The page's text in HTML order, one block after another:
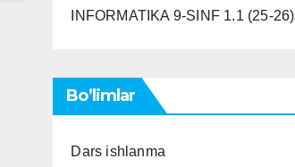
INFORMATIKA 9-SINF 1.1 (25-26)
Bo’limlar
Dars ishlanma